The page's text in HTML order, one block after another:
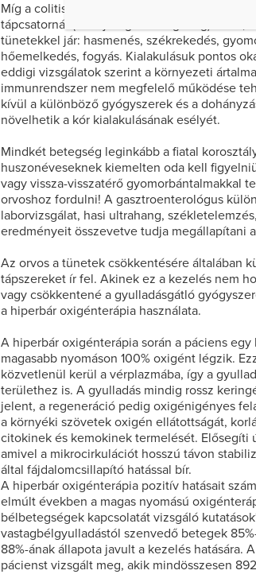
Míg a colitis ulterosa csak a végbelet, addig a
tápcsatornát (a szájüregtől a végbélig) érinti,
tünetekkel jár: hasmenés, székrekedés,
hőemelkedés, fogyás. Kialakulásuk pontos
eddigi vizsgálatok szerint a környezeti
immunrendszer nem megfelelő működése
kívül a különböző gyógyszerek és a
növelhetik a kór kialakulásának esélyét.
Mindkét betegség leginkább a fiatal
huszonéveseknek kiemelten oda kell
vagy vissza-visszatérő gyomorbántalmakkal
orvoshoz fordulni! A gasztroenterológus
laborvizsgálat, hasi ultrahang,
eredményeit összevetve tudja megállapítani
Az orvos a tünetek csökkentésére általában
tápszereket ír fel. Akinek ez a kezelés nem
vagy csökkentené a gyulladásgátló
a hiperbár oxigénterápia használata.
A hiperbár oxigénterápia során a páciens
magasabb nyomáson 100% oxigént légzik.
közvetlenül kerül a vérplazmába, így a
területhez is. A gyulladás mindig rossz
jelent, a regeneráció pedig oxigénigényes
a környéki szövetek oxigén ellátottságát,
citokinek és kemokinek termelését. Elősegíti
amivel a mikrocirkulációt hosszú távon
által fájdalomcsillapító hatással bír.
A hiperbár oxigénterápia pozitív hatásait
elmúlt években a magas nyomású
bélbetegségek kapcsolatát vizsgáló
vastagbélgyulladástól szenvedő betegek
88%-ának állapota javult a kezelés hatására.
pácienst vizsgált meg, akik mindösszesen